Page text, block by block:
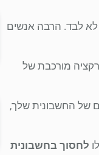
לבד. הרבה אנשים
מורכבת של
של החשבונית שלך,
לחסוך בחשבונית